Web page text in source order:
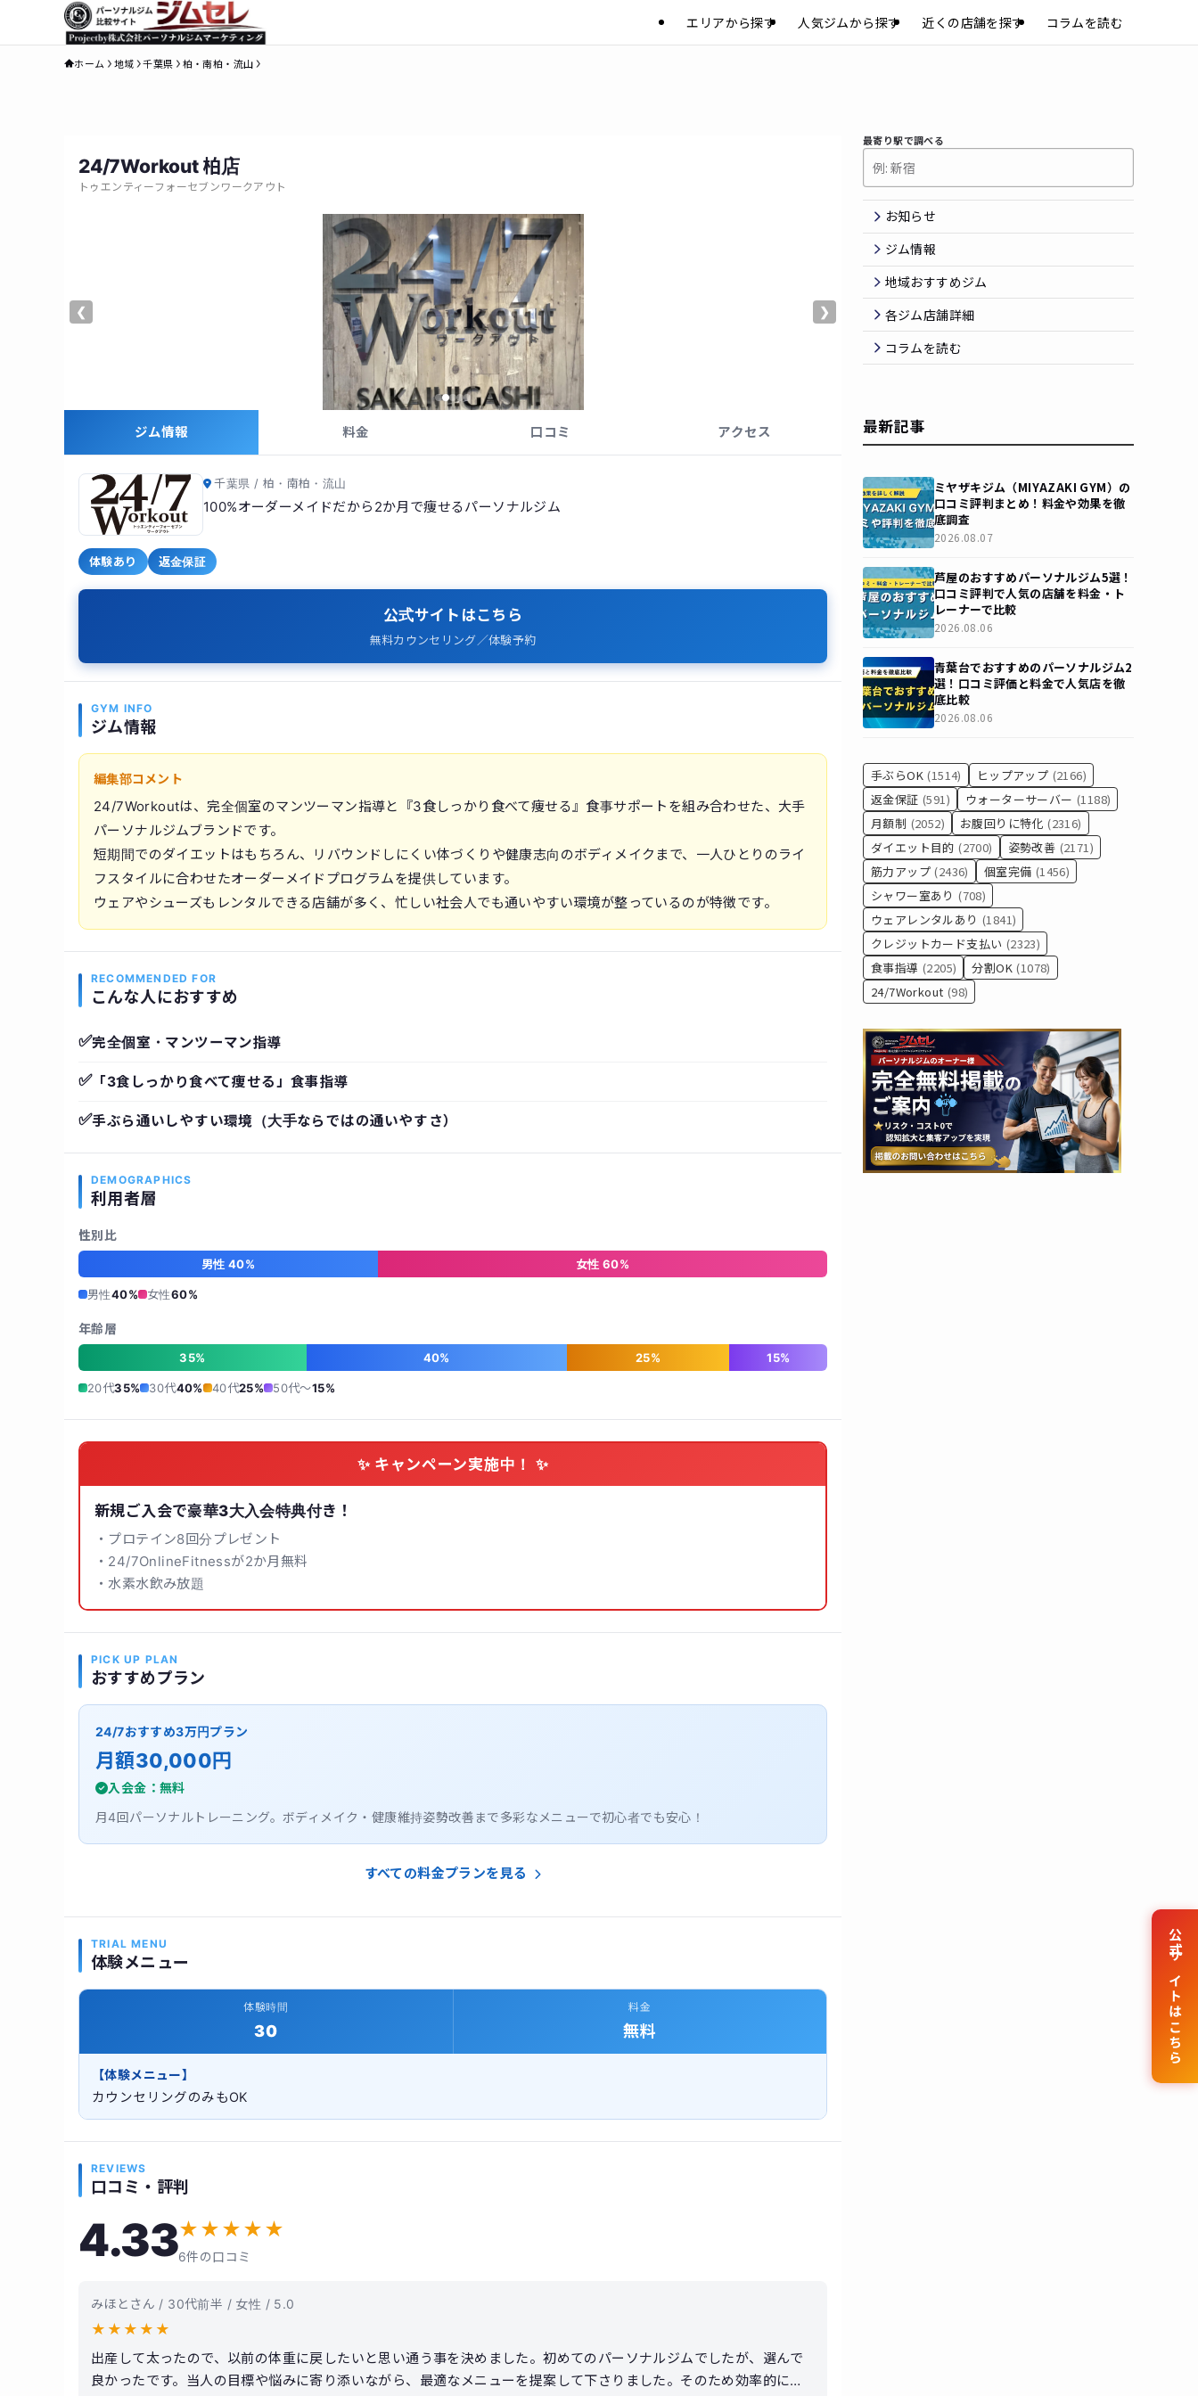
エリアから探す 人気ジムから探す 近くの店舗を探す コラムを読む
ホーム 地域 千葉県 柏・南柏・流山
24/7Workout 柏店
トゥエンティーフォーセブンワークアウト
❮ ❯
ジム情報 料金 口コミ アクセス
千葉県 / 柏・南柏・流山
100%オーダーメイドだから2か月で痩せるパーソナルジム
体験あり 返金保証
公式サイトはこちら
無料カウンセリング／体験予約
GYM INFO
ジム情報
編集部コメント
24/7Workoutは、完全個室のマンツーマン指導と『3食しっかり食べて痩せる』食事サポートを組み合わせた、大手
パーソナルジムブランドです。
短期間でのダイエットはもちろん、リバウンドしにくい体づくりや健康志向のボディメイクまで、一人ひとりのライ
フスタイルに合わせたオーダーメイドプログラムを提供しています。
ウェアやシューズもレンタルできる店舗が多く、忙しい社会人でも通いやすい環境が整っているのが特徴です。
RECOMMENDED FOR
こんな人におすすめ
✅完全個室・マンツーマン指導
✅「3食しっかり食べて痩せる」食事指導
✅手ぶら通いしやすい環境（大手ならではの通いやすさ）
DEMOGRAPHICS
利用者層
性別比
男性 40% 女性 60%
男性40% 女性60%
年齢層
35% 40% 25% 15%
20代35% 30代40% 40代25% 50代〜15%
✨ キャンペーン実施中！ ✨
新規ご入会で豪華3大入会特典付き！
・プロテイン8回分プレゼント
・24/7OnlineFitnessが2か月無料
・水素水飲み放題
PICK UP PLAN
おすすめプラン
24/7おすすめ3万円プラン
月額30,000円
入会金：無料
月4回パーソナルトレーニング。ボディメイク・健康維持姿勢改善まで多彩なメニューで初心者でも安心！
すべての料金プランを見る
TRIAL MENU
体験メニュー
体験時間
30
料金
無料
【体験メニュー】
カウンセリングのみもOK
REVIEWS
口コミ・評判
4.33★★★★★
6件の口コミ
みほとさん / 30代前半 / 女性 / 5.0
★ ★ ★ ★ ★
出産して太ったので、以前の体重に戻したいと思い通う事を決めました。初めてのパーソナルジムでしたが、選んで
良かったです。当人の目標や悩みに寄り添いながら、最適なメニューを提案して下さりました。そのため効率的に理
最寄り駅で調べる
お知らせ
ジム情報
地域おすすめジム
各ジム店舗詳細
コラムを読む
最新記事
ミヤザキジム（MIYAZAKI GYM）の
口コミ評判まとめ！料金や効果を徹
底調査
2026.08.07
芦屋のおすすめパーソナルジム5選！
口コミ評判で人気の店舗を料金・ト
レーナーで比較
2026.08.06
青葉台でおすすめのパーソナルジム2
選！口コミ評価と料金で人気店を徹
底比較
2026.08.06
手ぶらOK (1514) ヒップアップ (2166)
返金保証 (591) ウォーターサーバー (1188)
月額制 (2052) お腹回りに特化 (2316)
ダイエット目的 (2700) 姿勢改善 (2171)
筋力アップ (2436) 個室完備 (1456)
シャワー室あり (708)
ウェアレンタルあり (1841)
クレジットカード支払い (2323)
食事指導 (2205) 分割OK (1078)
24/7Workout (98)
公式サイトはこちら